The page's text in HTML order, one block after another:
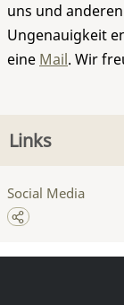
uns und
Ungenauigkeit
eine Mail. Wir
Links
Social Media